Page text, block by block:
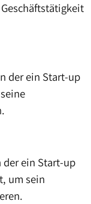
der ein Start-up
der ein Start-up
um sein